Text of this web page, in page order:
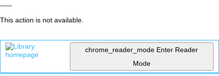
This action is not available.
chrome_reader_mode Enter Reader
Mode